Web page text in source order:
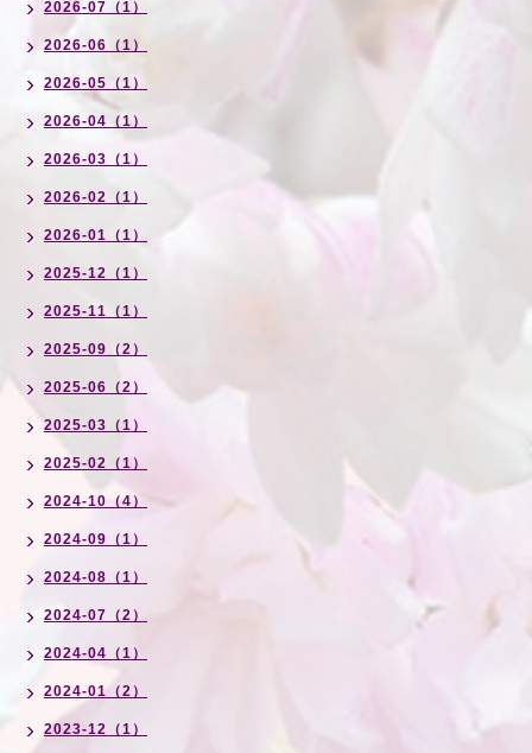
2026-07（1）
2026-06（1）
2026-05（1）
2026-04（1）
2026-03（1）
2026-02（1）
2026-01（1）
2025-12（1）
2025-11（1）
2025-09（2）
2025-06（2）
2025-03（1）
2025-02（1）
2024-10（4）
2024-09（1）
2024-08（1）
2024-07（2）
2024-04（1）
2024-01（2）
2023-12（1）